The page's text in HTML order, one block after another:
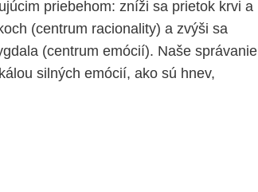
priebehom: zníži sa prietok krvi a
(centrum racionality) a zvýši sa
(centrum emócií). Naše správanie
silných emócií, ako sú hnev,